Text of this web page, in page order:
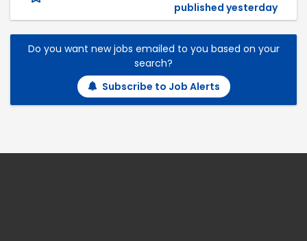
published yesterday
Do you want new jobs emailed to you based on your
search?
Subscribe to Job Alerts